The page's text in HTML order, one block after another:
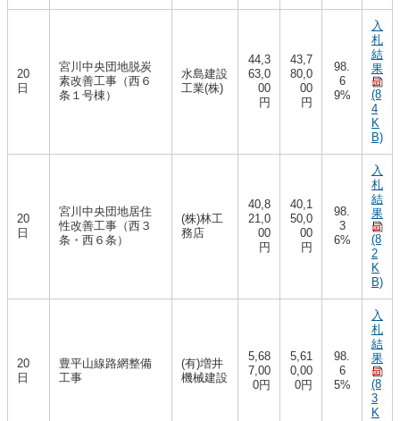
20
日
宮川中央団地脱炭
素改善工事（西６
条１号棟）
水島建設
工業(株)
44,3
63,0
00
円
43,7
80,0
00
円
98.
6
9%
入
札
結
果
(8
4
K
B)
20
日
宮川中央団地居住
性改善工事（西３
条・西６条）
(株)林工
務店
40,8
21,0
00
円
40,1
50,0
00
円
98.
3
6%
入
札
結
果
(8
2
K
B)
20
日
豊平山線路網整備
工事
(有)増井
機械建設
5,68
7,00
0円
5,61
0,00
0円
98.
6
5%
入
札
結
果
(8
3
K